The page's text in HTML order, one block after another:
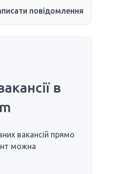
повідомлення
в
вакансій прямо
можна